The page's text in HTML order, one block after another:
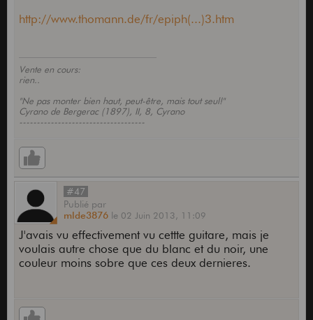
http://www.thomann.de/fr/epiph(...)3.htm
Vente en cours:
rien..
"Ne pas monter bien haut, peut-être, mais tout seul!"
Cyrano de Bergerac (1897), II, 8, Cyrano
------------------------------------
#47
Publié par
mlde3876 le 02 Juin 2013, 11:09
J'avais vu effectivement vu cettte guitare, mais je
voulais autre chose que du blanc et du noir, une
couleur moins sobre que ces deux dernieres.